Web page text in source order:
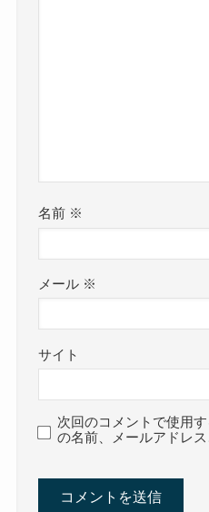
名前 ※
メール ※
サイト
次回のコメントで使用
の名前、メールアドレス